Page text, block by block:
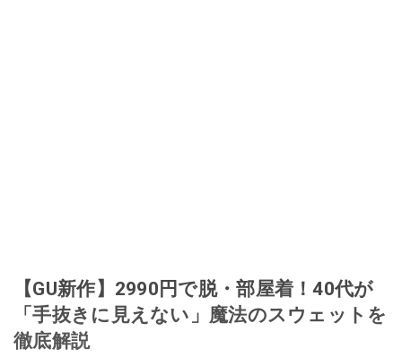
【GU新作】2990円で脱・部屋着！40代が
「手抜きに見えない」魔法のスウェットを
徹底解説